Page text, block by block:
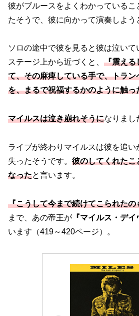
彼がブルースをよくわかっているこ
たそうで、彼に向かって演奏しよう
ソロの途中で彼を見ると彼は泣い
ステージ上から近づくと、 『震える
て、その麻痺している手で、トラ
を、まるで祝福するかのように触っ
マイルスは泣き崩れそうになりまし
ライブが終わりマイルスは彼を追
失ったそうです。 彼のしてくれたこ
なったと言います。
『こうして今まで続けてこられたの
まで、あの帝王が 『マイルス・デイ
います（419～420ページ）。